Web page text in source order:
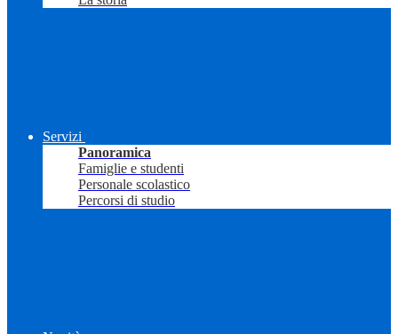
Servizi
Panoramica
Famiglie e studenti
Personale scolastico
Percorsi di studio